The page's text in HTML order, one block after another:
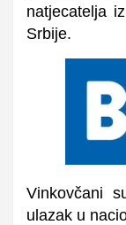
natjecatelja
Srbije.
Vinkovčani
ulazak u